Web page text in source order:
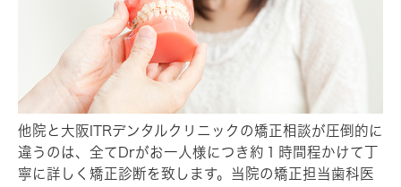
他院と大阪ITRデンタルクリニックの矯正相談が圧倒的に
違うのは、全てDrがお一人様につき約１時間程かけて丁
寧に詳しく矯正診断を致します。当院の矯正担当歯科医